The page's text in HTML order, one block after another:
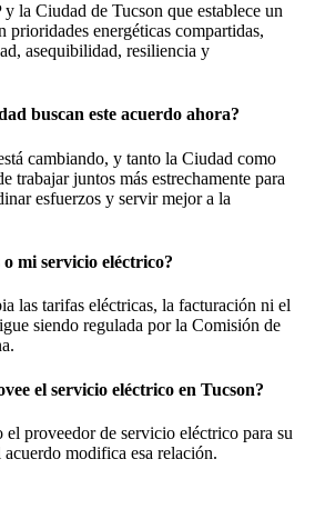
la Ciudad de Tucson que establece un
prioridades energéticas compartidas,
asequibilidad, resiliencia y
buscan este acuerdo ahora?
cambiando, y tanto la Ciudad como
trabajar juntos más estrechamente para
esfuerzos y servir mejor a la
mi servicio eléctrico?
las tarifas eléctricas, la facturación ni el
siendo regulada por la Comisión de
el servicio eléctrico en Tucson?
proveedor de servicio eléctrico para su
modifica esa relación.